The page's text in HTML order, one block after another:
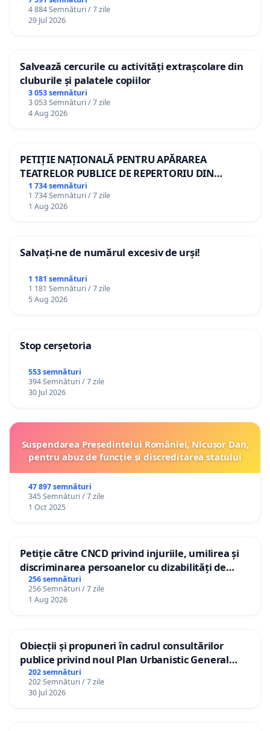
4 884 Semnături / 7 zile
29 Jul 2026
Salvează cercurile cu activități extrașcolare din
cluburile și palatele copiilor
3 053 semnături
3 053 Semnături / 7 zile
4 Aug 2026
PETIȚIE NAȚIONALĂ PENTRU APĂRAREA
TEATRELOR PUBLICE DE REPERTORIU DIN
ROMÂNIA
1 734 semnături
1 734 Semnături / 7 zile
1 Aug 2026
Salvați-ne de numărul excesiv de urși!
1 181 semnături
1 181 Semnături / 7 zile
5 Aug 2026
Stop cerșetoria
553 semnături
394 Semnături / 7 zile
30 Jul 2026
Suspendarea Președintelui României, Nicușor Dan,
pentru abuz de funcție și discreditarea statului
47 897 semnături
345 Semnături / 7 zile
1 Oct 2025
Petiție către CNCD privind injuriile, umilirea și
discriminarea persoanelor cu dizabilități de
către utilizatorul TikTok „Gorici”
256 semnături
256 Semnături / 7 zile
1 Aug 2026
Obiecții și propuneri în cadrul consultărilor
publice privind noul Plan Urbanistic General
(PUG) Ialoveni
202 semnături
202 Semnături / 7 zile
30 Jul 2026